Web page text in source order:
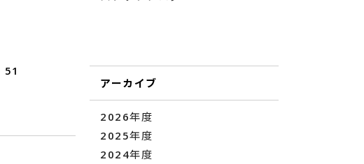
51
アーカイブ
2026年度
2025年度
2024年度